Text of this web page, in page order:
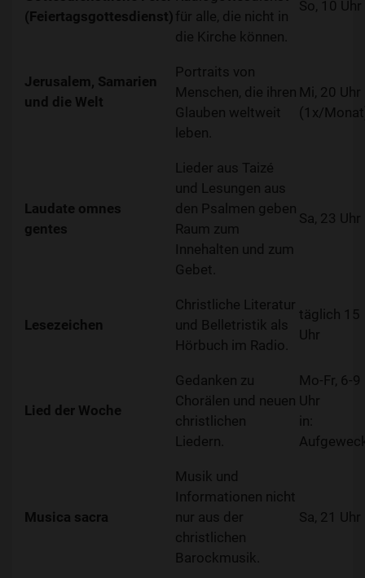
(Feiertagsgottesdienst) für alle, die nicht in
die Kirche können.
So, 10 Uhr
Jerusalem, Samarien
und die Welt
Portraits von
Menschen, die ihren
Glauben weltweit
leben.
Mi, 20 Uhr
(1x/
Laudate omnes
gentes
Lieder aus Taizé
und Lesungen aus
den Psalmen geben
Raum zum
Innehalten und zum
Gebet.
Sa, 23 Uhr
Lesezeichen
Christliche Literatur
und Belletristik als
Hörbuch im Radio.
täglich 15
Uhr
Lied der Woche
Gedanken zu
Chorälen und neuen
christlichen
Liedern.
Mo-Fr, 6-9
Uhr
in:
Musica sacra
Musik und
Informationen nicht
nur aus der
christlichen
Barockmusik.
Sa, 21 Uhr